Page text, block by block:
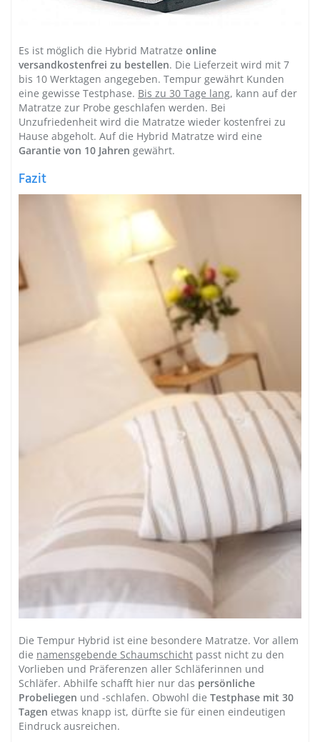
Es ist möglich die Hybrid Matratze online
versandkostenfrei zu bestellen. Die Lieferzeit wird mit 7
bis 10 Werktagen angegeben. Tempur gewährt Kunden
eine gewisse Testphase. Bis zu 30 Tage lang, kann auf der
Matratze zur Probe geschlafen werden. Bei
Unzufriedenheit wird die Matratze wieder kostenfrei zu
Hause abgeholt. Auf die Hybrid Matratze wird eine
Garantie von 10 Jahren gewährt.
Fazit
Die Tempur Hybrid ist eine besondere Matratze. Vor allem
die namensgebende Schaumschicht passt nicht zu den
Vorlieben und Präferenzen aller Schläferinnen und
Schläfer. Abhilfe schafft hier nur das persönliche
Probeliegen und -schlafen. Obwohl die Testphase mit 30
Tagen etwas knapp ist, dürfte sie für einen eindeutigen
Eindruck ausreichen.